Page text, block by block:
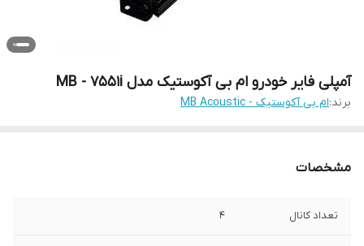
آمپلی فایر خودرو ام بی آکوستیک مدل MB - 7551i
برند:ام بی آکوستیک - MB Acoustic
مشخصات
تعداد کانال 4